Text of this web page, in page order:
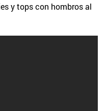
y tops con hombros al